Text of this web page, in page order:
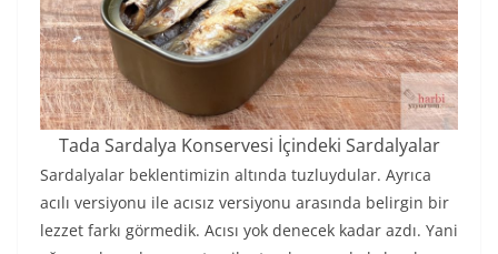
Tada Sardalya Konservesi İçindeki Sardalyalar
Sardalyalar beklentimizin altında tuzluydular. Ayrıca
acılı versiyonu ile acısız versiyonu arasında belirgin bir
lezzet farkı görmedik. Acısı yok denecek kadar azdı. Yani